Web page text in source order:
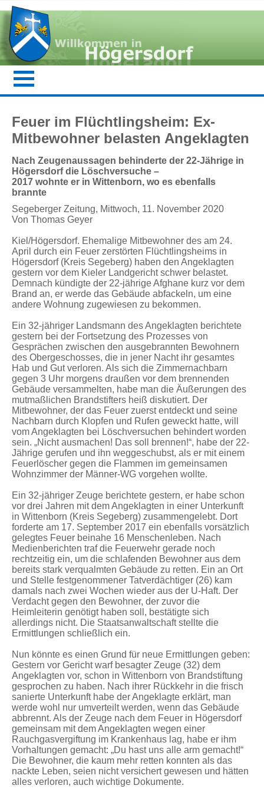
Feuer im Flüchtlingsheim: Ex-
Mitbewohner belasten Angeklagten
Nach Zeugenaussagen behinderte der 22-Jährige in
Högersdorf die Löschversuche –
2017 wohnte er in Wittenborn, wo es ebenfalls
brannte
Segeberger Zeitung, Mittwoch, 11. November 2020
Von Thomas Geyer
Kiel/Högersdorf. Ehemalige Mitbewohner des am 24.
April durch ein Feuer zerstörten Flüchtlingsheims in
Högersdorf (Kreis Segeberg) haben den Angeklagten
gestern vor dem Kieler Landgericht schwer belastet.
Demnach kündigte der 22-jährige Afghane kurz vor dem
Brand an, er werde das Gebäude abfackeln, um eine
andere Wohnung zugewiesen zu bekommen.
Ein 32-jähriger Landsmann des Angeklagten berichtete
gestern bei der Fortsetzung des Prozesses von
Gesprächen zwischen den ausgebrannten Bewohnern
des Obergeschosses, die in jener Nacht ihr gesamtes
Hab und Gut verloren. Als sich die Zimmernachbarn
gegen 3 Uhr morgens draußen vor dem brennenden
Gebäude versammelten, habe man die Äußerungen des
mutmaßlichen Brandstifters heiß diskutiert. Der
Mitbewohner, der das Feuer zuerst entdeckt und seine
Nachbarn durch Klopfen und Rufen geweckt hatte, will
vom Angeklagten bei Löschversuchen behindert worden
sein. „Nicht ausmachen! Das soll brennen!“, habe der 22-
Jährige gerufen und ihn weggeschubst, als er mit einem
Feuerlöscher gegen die Flammen im gemeinsamen
Wohnzimmer der Männer-WG vorgehen wollte.
Ein 32-jähriger Zeuge berichtete gestern, er habe schon
vor drei Jahren mit dem Angeklagten in einer Unterkunft
in Wittenborn (Kreis Segeberg) zusammengelebt. Dort
forderte am 17. September 2017 ein ebenfalls vorsätzlich
gelegtes Feuer beinahe 16 Menschenleben. Nach
Medienberichten traf die Feuerwehr gerade noch
rechtzeitig ein, um die schlafenden Bewohner aus dem
bereits stark verqualmten Gebäude zu retten. Ein an Ort
und Stelle festgenommener Tatverdächtiger (26) kam
damals nach zwei Wochen wieder aus der U-Haft. Der
Verdacht gegen den Bewohner, der zuvor die
Heimleiterin genötigt haben soll, bestätigte sich
allerdings nicht. Die Staatsanwaltschaft stellte die
Ermittlungen schließlich ein.
Nun könnte es einen Grund für neue Ermittlungen geben:
Gestern vor Gericht warf besagter Zeuge (32) dem
Angeklagten vor, schon in Wittenborn von Brandstiftung
gesprochen zu haben. Nach ihrer Rückkehr in die frisch
sanierte Unterkunft habe der Angeklagte erklärt, man
werde wohl nur umverteilt werden, wenn das Gebäude
abbrennt. Als der Zeuge nach dem Feuer in Högersdorf
gemeinsam mit dem Angeklagten wegen einer
Rauchgasvergiftung im Krankenhaus lag, habe er ihm
Vorhaltungen gemacht: „Du hast uns alle arm gemacht!“
Die Bewohner, die kaum mehr retten konnten als das
nackte Leben, seien nicht versichert gewesen und hätten
alles verloren, auch wichtige Dokumente.